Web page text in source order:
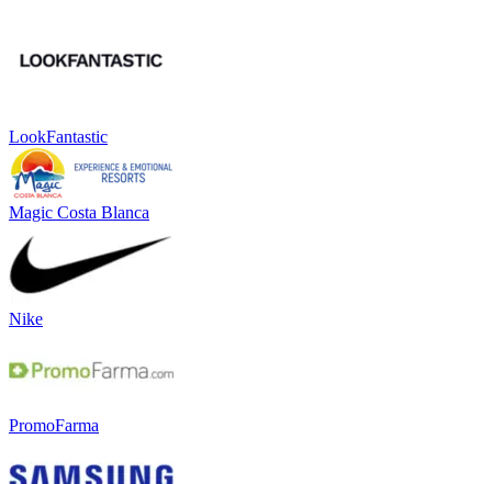
LookFantastic
Magic Costa Blanca
Nike
PromoFarma